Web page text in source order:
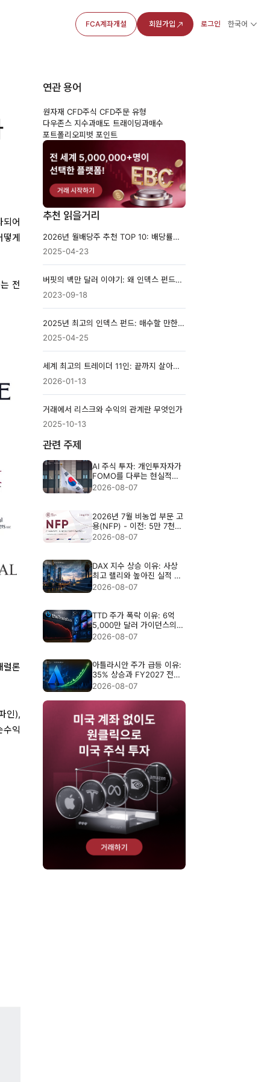
FCA계좌개설 회원가입 로그인 한국어
어
게
전
럴론
인),
익
연관 용어
원자재 CFD주식 CFD주문 유형
다우존스 지수과매도 트래이딩과매수
포트폴리오피벗 포인트
추천 읽을거리
2026년 월배당주 추천 TOP 10: 배당률보다 중요한 지속 가능성
2025-04-23
버핏의 백만 달러 이야기: 왜 인덱스 펀드는 여전히 이기는가
2023-09-18
2025년 최고의 인덱스 펀드: 매수할 만한 최고의 ETF
2025-04-25
세계 최고의 트레이더 11인: 끝까지 살아남은 사람들
2026-01-13
거래에서 리스크와 수익의 관계란 무엇인가
2025-10-13
관련 주제
AI 주식 투자: 개인투자자가
FOMO를 다루는 현실적인
방법
2026-08-07
2026년 7월 비농업 부문 고
용(NFP) - 이전: 5만 7천
명, 예상: 8만 3천 명
2026-08-07
DAX 지수 상승 이유: 사상
최고 랠리와 높아진 실적 기
준
2026-08-07
TTD 주가 폭락 이유: 6억
5,000만 달러 가이던스의
충격
2026-08-07
아틀라시안 주가 급등 이유:
35% 상승과 FY2027 전망
분석
2026-08-07